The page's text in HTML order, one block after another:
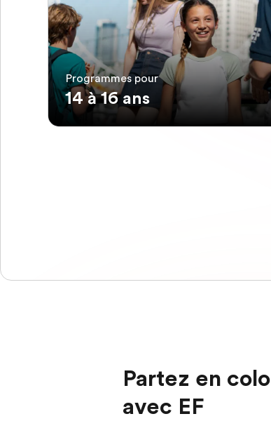
Programmes pour
14 à 16 ans
Partez en
avec EF